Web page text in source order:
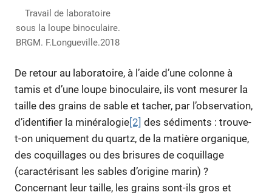
Travail de laboratoire
sous la loupe binoculaire.
BRGM. F.Longueville.2018
De retour au laboratoire, à l’aide d’une colonne à
tamis et d’une loupe binoculaire, ils vont mesurer la
taille des grains de sable et tacher, par l’observation,
d’identifier la minéralogie[2] des sédiments : trouve-
t-on uniquement du quartz, de la matière organique,
des coquillages ou des brisures de coquillage
(caractérisant les sables d’origine marin) ?
Concernant leur taille, les grains sont-ils gros et